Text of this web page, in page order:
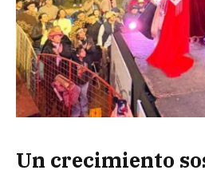
Un crecimiento